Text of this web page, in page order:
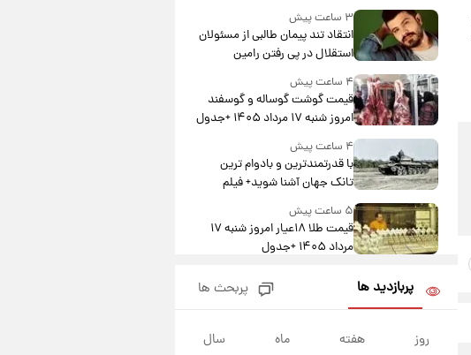
۳ ساعت پیش
انتقاد تند پیمان طالبی از مسئولان
استقلال در پی رفتن رامین
رضاییان+ عکس
۴ ساعت پیش
قیمت گوشت گوساله و گوسفند
امروز شنبه ۱۷ مرداد ۱۴۰۵ +جدول
۴ ساعت پیش
با قدرتمندترین و بادوام ترین
تانک جهان آشنا شوید+ فیلم
۵ ساعت پیش
قیمت طلا ۱۸عیار امروز شنبه ۱۷
مرداد ۱۴۰۵ +جدول
قیمت محصولات ایران‌خودرو و
سایپا امروز شنبه ۱۷ مرداد ۱۴۰۵
۱۹ ساعت پیش
پربازدید ها پربحث ها
روز هفته ماه سال